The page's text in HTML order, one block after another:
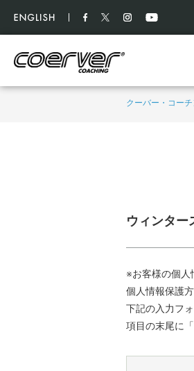
クーバー・コー
ウィンタ
※お客様の個人
個人情報保護
下記の入力フ
項目の末尾に「